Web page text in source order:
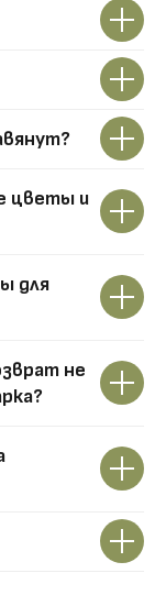
цветы и
для
не